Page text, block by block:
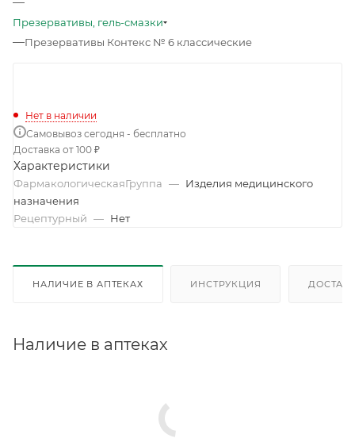
Презервативы, гель-смазки
—Презервативы Контекс № 6 классические
Нет в наличии
Самовывоз сегодня - бесплатно
Доставка от 100 ₽
Характеристики
ФармакологическаяГруппа — Изделия медицинского
назначения
Рецептурный — Нет
НАЛИЧИЕ В АПТЕКАХ ИНСТРУКЦИЯ
Наличие в аптеках